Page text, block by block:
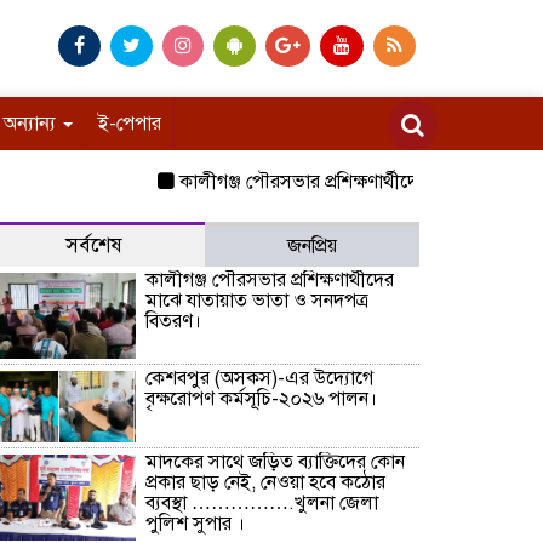
অন্যান্য ই-পেপার
কালীগঞ্জ পৌরসভার প্রশিক্ষণার্থীদের মাঝে যাতায়াত
সর্বশেষ
জনপ্রিয়
কালীগঞ্জ পৌরসভার প্রশিক্ষণার্থীদের
মাঝে যাতায়াত ভাতা ও সনদপত্র
বিতরণ।
কেশবপুর (অসকস)-এর উদ্যোগে
বৃক্ষরোপণ কর্মসূচি-২০২৬ পালন।
মাদকের সাথে জড়িত ব্যাক্তিদের কোন
প্রকার ছাড় নেই, নেওয়া হবে কঠোর
ব্যবস্থা …………….খুলনা জেলা
পুলিশ সুপার ।